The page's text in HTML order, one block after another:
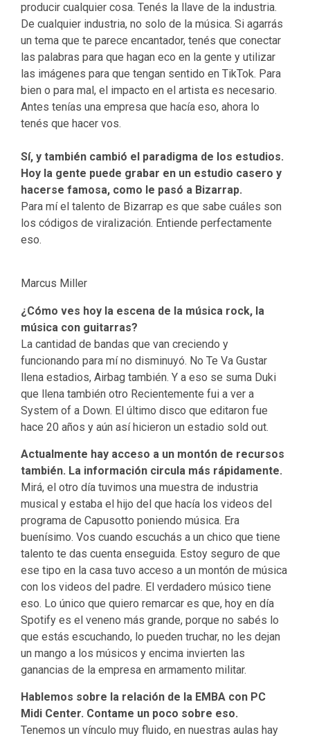
producir cualquier cosa. Tenés la llave de la industria.
De cualquier industria, no solo de la música. Si agarrás
un tema que te parece encantador, tenés que conectar
las palabras para que hagan eco en la gente y utilizar
las imágenes para que tengan sentido en TikTok. Para
bien o para mal, el impacto en el artista es necesario.
Antes tenías una empresa que hacía eso, ahora lo
tenés que hacer vos.
Sí, y también cambió el paradigma de los estudios.
Hoy la gente puede grabar en un estudio casero y
hacerse famosa, como le pasó a Bizarrap.
Para mí el talento de Bizarrap es que sabe cuáles son
los códigos de viralización. Entiende perfectamente
eso.
Marcus Miller
¿Cómo ves hoy la escena de la música rock, la
música con guitarras?
La cantidad de bandas que van creciendo y
funcionando para mí no disminuyó. No Te Va Gustar
llena estadios, Airbag también. Y a eso se suma Duki
que llena también otro Recientemente fui a ver a
System of a Down. El último disco que editaron fue
hace 20 años y aún así hicieron un estadio sold out.
Actualmente hay acceso a un montón de recursos
también. La información circula más rápidamente.
Mirá, el otro día tuvimos una muestra de industria
musical y estaba el hijo del que hacía los videos del
programa de Capusotto poniendo música. Era
buenísimo. Vos cuando escuchás a un chico que tiene
talento te das cuenta enseguida. Estoy seguro de que
ese tipo en la casa tuvo acceso a un montón de música
con los videos del padre. El verdadero músico tiene
eso. Lo único que quiero remarcar es que, hoy en día
Spotify es el veneno más grande, porque no sabés lo
que estás escuchando, lo pueden truchar, no les dejan
un mango a los músicos y encima invierten las
ganancias de la empresa en armamento militar.
Hablemos sobre la relación de la EMBA con PC
Midi Center. Contame un poco sobre eso.
Tenemos un vínculo muy fluido, en nuestras aulas hay